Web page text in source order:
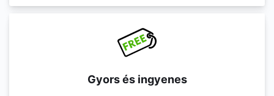
Gyors és ingyenes